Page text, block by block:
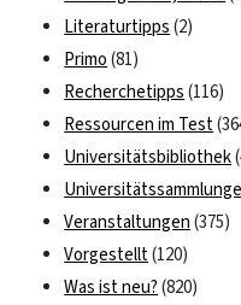
Literaturtipps (2)
Primo (81)
Recherchetipps (116)
Ressourcen im Test
Universitätsbibliothek
Veranstaltungen (375)
Vorgestellt(120)
Was ist neu? (820)